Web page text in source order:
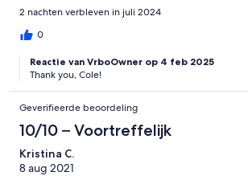
2 nachten verbleven in juli 2024
0
Reactie van VrboOwner op 4 feb 2025
Thank you, Cole!
Geverifieerde beoordeling
10/10 – Voortreffelijk
Kristina C.
8 aug 2021